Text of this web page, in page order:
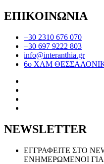
ΕΠΙΚΟΙΝΩΝΙΑ
+30 2310 676 070
+30 697 9222 803
info@interanthia.gr
6ο ΧΛΜ
NEWSLETTER
ΕΓΓΡΑΦΕΙΤΕ ΣΤΟ
ΕΝΗΜΕΡΩΜΕΝΟΙ